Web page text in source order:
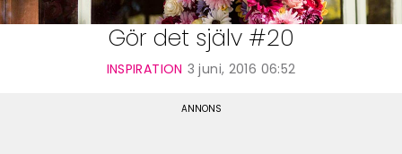
Handarbete
Kategorier
Gör det själv #20
INSPIRATION 3 juni, 2016 06:52